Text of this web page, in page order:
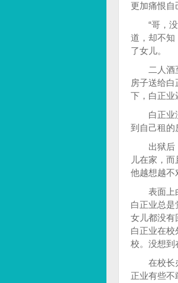
更加痛恨自
“哥，没
道，却不知
了女儿。
二人酒至
房子送给
下，白正业
白正业没
到自己租的
出狱后，
儿在家，
他越想越不
表面上白
白正业总是
女儿都没有
白正业在校
校。没想到
在校长办
正业有些